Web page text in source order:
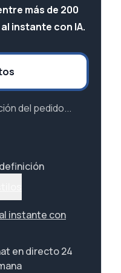
más de 200
instante con IA.
del pedido...
instante con
en directo 24